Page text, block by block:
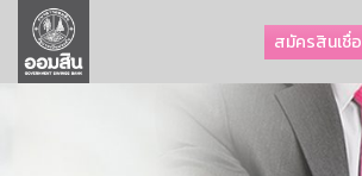
สมัครสินเชื่อ
ลูกค้าธุรกิจ
ลูกค้าผู้ประกอบรายย่อย